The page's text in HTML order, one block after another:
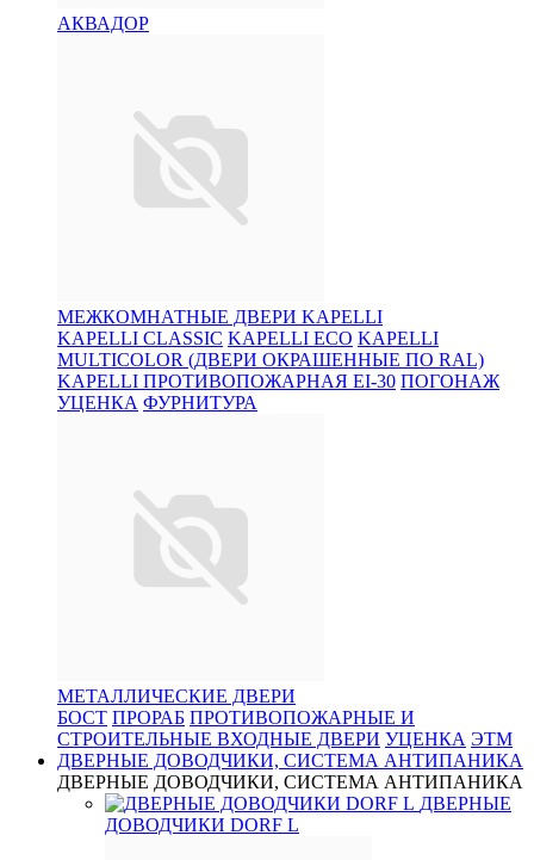
АКВАДОР
МЕЖКОМНАТНЫЕ ДВЕРИ KAPELLI
KAPELLI CLASSIC KAPELLI ECO KAPELLI
MULTICOLOR (ДВЕРИ ОКРАШЕННЫЕ ПО RAL)
KAPELLI ПРОТИВОПОЖАРНАЯ EI-30 ПОГОНАЖ
УЦЕНКА ФУРНИТУРА
МЕТАЛЛИЧЕСКИЕ ДВЕРИ
БОСТ ПРОРАБ ПРОТИВОПОЖАРНЫЕ И
СТРОИТЕЛЬНЫЕ ВХОДНЫЕ ДВЕРИ УЦЕНКА ЭТМ
ДВЕРНЫЕ ДОВОДЧИКИ, СИСТЕМА АНТИПАНИКА
ДВЕРНЫЕ ДОВОДЧИКИ, СИСТЕМА АНТИПАНИКА
ДВЕРНЫЕ
ДОВОДЧИКИ DORF L